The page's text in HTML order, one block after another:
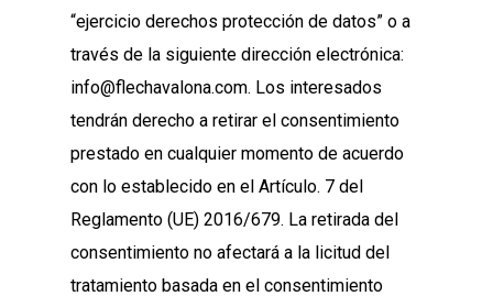
“ejercicio derechos protección de datos” o a
través de la siguiente dirección electrónica:
info@flechavalona.com. Los interesados
tendrán derecho a retirar el consentimiento
prestado en cualquier momento de acuerdo
con lo establecido en el Artículo. 7 del
Reglamento (UE) 2016/679. La retirada del
consentimiento no afectará a la licitud del
tratamiento basada en el consentimiento